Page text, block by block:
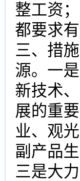
整工资
都要求
三、措
源。一
新技术
展的重
业、观
副产品
三是大